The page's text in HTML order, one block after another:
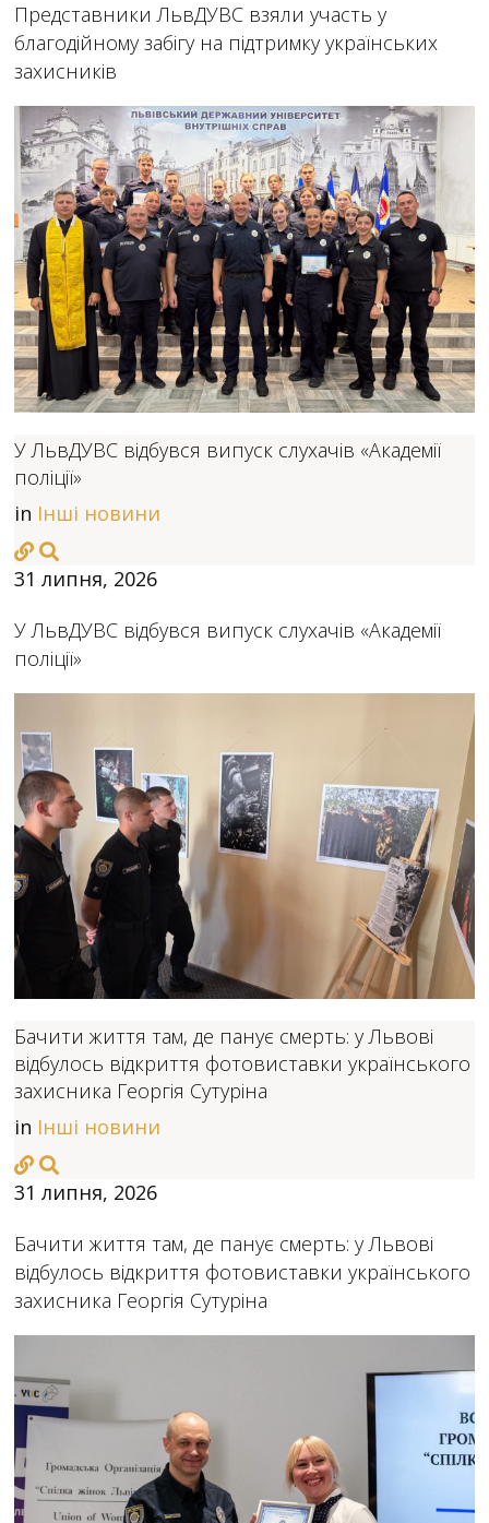
Представники ЛьвДУВС взяли участь у
благодійному забігу на підтримку українських
захисників
У ЛьвДУВС відбувся випуск слухачів «Академії
поліції»
in Інші новини
31 липня, 2026
У ЛьвДУВС відбувся випуск слухачів «Академії
поліції»
Бачити життя там, де панує смерть: у Львові
відбулось відкриття фотовиставки українського
захисника Георгія Сутуріна
in Інші новини
31 липня, 2026
Бачити життя там, де панує смерть: у Львові
відбулось відкриття фотовиставки українського
захисника Георгія Сутуріна